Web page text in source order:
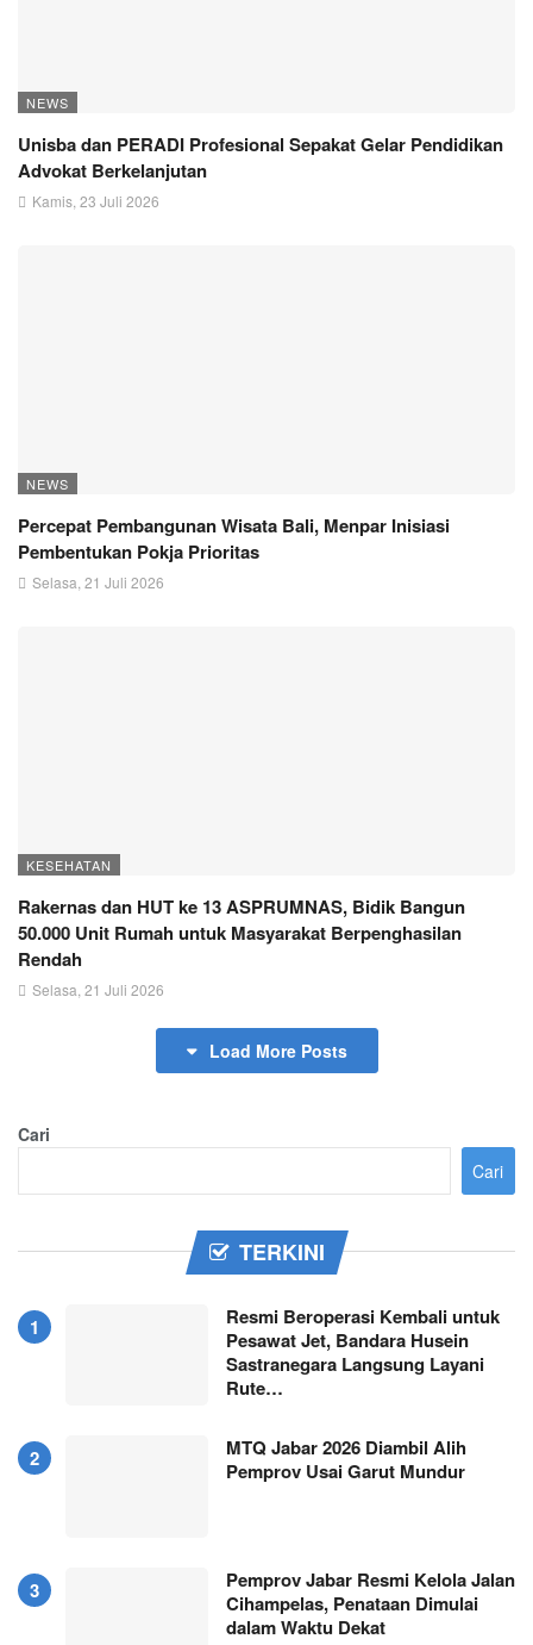
NEWS
Unisba dan PERADI Profesional Sepakat Gelar Pendidikan
Advokat Berkelanjutan
Kamis, 23 Juli 2026
NEWS
Percepat Pembangunan Wisata Bali, Menpar Inisiasi
Pembentukan Pokja Prioritas
Selasa, 21 Juli 2026
KESEHATAN
Rakernas dan HUT ke 13 ASPRUMNAS, Bidik Bangun
50.000 Unit Rumah untuk Masyarakat Berpenghasilan
Rendah
Selasa, 21 Juli 2026
Load More Posts
Cari
Cari
TERKINI
Resmi Beroperasi Kembali untuk
Pesawat Jet, Bandara Husein
Sastranegara Langsung Layani
Rute…
MTQ Jabar 2026 Diambil Alih
Pemprov Usai Garut Mundur
Pemprov Jabar Resmi Kelola Jalan
Cihampelas, Penataan Dimulai
dalam Waktu Dekat